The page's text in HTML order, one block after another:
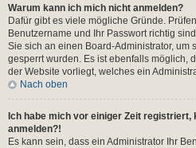
Warum kann ich mich nicht anmelden?
Dafür gibt es viele mögliche Gründe.
Benutzername und Ihr Passwort richtig
Sie sich an einen Board-Administrator, um
gesperrt wurden. Es ist ebenfalls möglich,
der Website vorliegt, welches ein
Nach oben
Ich habe mich vor einiger Zeit
anmelden?!
Es kann sein, dass ein Administrator Ihr